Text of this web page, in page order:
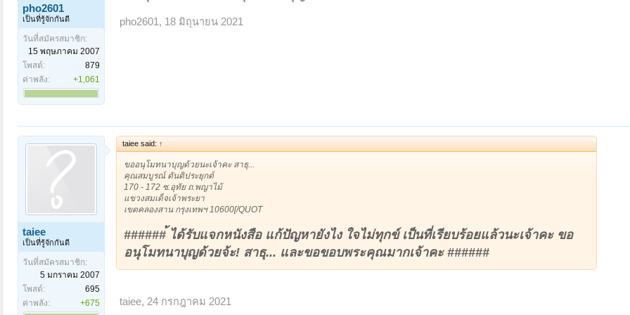
pho2601
เป็นที่รู้จักกันดี
วันที่สมัครสมาชิก:
15 พฤษภาคม 2007
โพสต์:
879
ค่าพลัง:
+1,061
pho2601 , 18 มิถุนายน 2021
taiee
เป็นที่รู้จักกันดี
วันที่สมัครสมาชิก:
5 มกราคม 2007
โพสต์:
695
ค่าพลัง:
+675
taiee said: ↑
ขออนุโมทนาบุญด้วยนะเจ้าคะ สาธุ...
คุณสมบูรณ์ ตันติประยุกต์
170 - 172 ซ.อุทัย ถ.พญาไม้
แขวงสมเด็จเจ้าพระยา
เขตคลองสาน กรุงเทพฯ 10600[/QUOT
######้ ได้รับแจกหนังสือ แก้ปัญหายังไง ใจไม่ทุกข์ เป็นที่เรียบร้อยแล้วนะเจ้าคะ ขอ
อนุโมทนาบุญด้วยจ้ะ! สาธุ... และขอขอบพระคุณมากเจ้าคะ ######
taiee, 24 กรกฎาคม 2021